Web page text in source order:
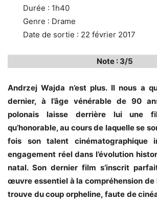
Durée : 1h40
Genre : Drame
Date de sortie : 22 février 2017
Note : 3/5
Andrzej Wajda n’est plus. Il nous a
dernier, à l’âge vénérable de 90
polonais laisse derrière lui une
qu’honorable, au cours de laquelle se
fois son talent cinématographique
engagement réel dans l’évolution
natal. Son dernier film s’inscrit
œuvre essentiel à la compréhension de
trouve du coup orpheline, faute de